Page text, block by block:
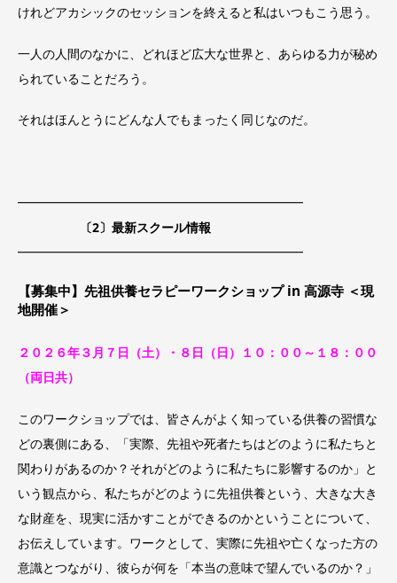
けれどアカシックのセッションを終えると私はいつもこう思う。
一人の人間のなかに、どれほど広大な世界と、あらゆる力が秘め
られていることだろう。
それはほんとうにどんな人でもまったく同じなのだ。
━━━━━━━━━━━━━━━━━━━━━━━
〔2〕最新スクール情報
━━━━━━━━━━━━━━━━━━━━━━━
【募集中】先祖供養セラピーワークショップ in 高源寺 ＜現
地開催＞
２０２６年３月７日（土）・８日（日）１０：００～１８：００
（両日共）
このワークショップでは、皆さんがよく知っている供養の習慣な
どの裏側にある、「実際、先祖や死者たちはどのように私たちと
関わりがあるのか？それがどのように私たちに影響するのか」と
いう観点から、私たちがどのように先祖供養という、大きな大き
な財産を、現実に活かすことができるのかということについて、
お伝えしています。ワークとして、実際に先祖や亡くなった方の
意識とつながり、彼らが何を「本当の意味で望んでいるのか？」